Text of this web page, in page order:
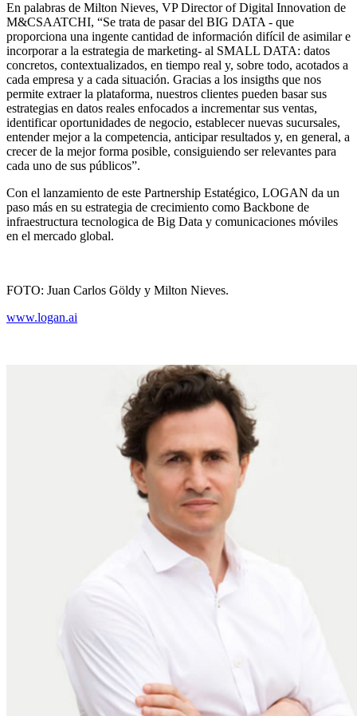
En palabras de Milton Nieves, VP Director of Digital Innovation de
M&CSAATCHI, “Se trata de pasar del BIG DATA - que
proporciona una ingente cantidad de información difícil de asimilar e
incorporar a la estrategia de marketing- al SMALL DATA: datos
concretos, contextualizados, en tiempo real y, sobre todo, acotados a
cada empresa y a cada situación. Gracias a los insigths que nos
permite extraer la plataforma, nuestros clientes pueden basar sus
estrategias en datos reales enfocados a incrementar sus ventas,
identificar oportunidades de negocio, establecer nuevas sucursales,
entender mejor a la competencia, anticipar resultados y, en general, a
crecer de la mejor forma posible, consiguiendo ser relevantes para
cada uno de sus públicos”.
Con el lanzamiento de este Partnership Estatégico, LOGAN da un
paso más en su estrategia de crecimiento como Backbone de
infraestructura tecnologica de Big Data y comunicaciones móviles
en el mercado global.
FOTO: Juan Carlos Göldy y Milton Nieves.
www.logan.ai